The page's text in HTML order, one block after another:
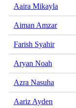
Aaira Mikayla
Aiman Amzar
Farish Syahir
Aryan Noah
Azra Nasuha
Aariz Ayden